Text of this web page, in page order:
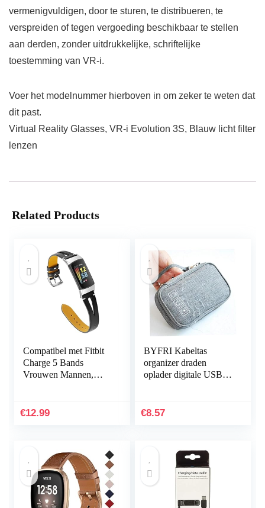
vermenigvuldigen, door te sturen, te distribueren, te
verspreiden of tegen vergoeding beschikbaar te stellen
aan derden, zonder uitdrukkelijke, schriftelijke
toestemming van VR-i.
Voer het modelnummer hierboven in om zeker te weten dat
dit past.
Virtual Reality Glasses, VR-i Evolution 3S, Blauw licht filter
lenzen
Related Products
Compatibel met Fitbit
Charge 5 Bands
Vrouwen Mannen,
Horlogeband
€12.99
BYFRI Kabeltas
organizer draden
oplader digitale USB
hoofdtelefoondoos
€8.57